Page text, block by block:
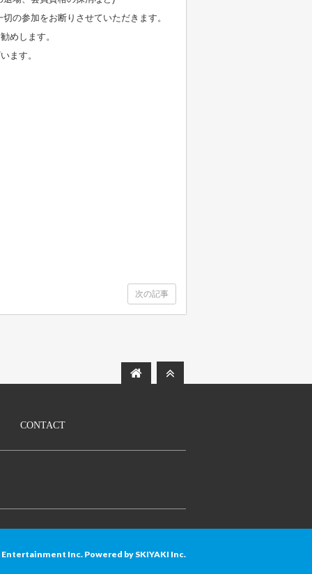
の参加をお断りさせていただきます。
めします。
ます。
次の記事
CONTACT
Entertainment Inc. Powered bySKIYAKI Inc.